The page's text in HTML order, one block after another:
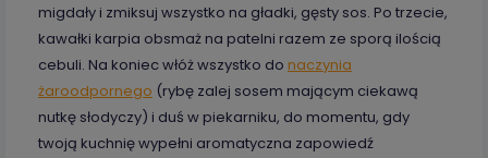
migdały i zmiksuj wszystko na gładki, gęsty sos. Po trzecie,
kawałki karpia obsmaż na patelni razem ze sporą ilością
cebuli. Na koniec włóż wszystko do naczynia
żaroodpornego (rybę zalej sosem mającym ciekawą
nutkę słodyczy) i duś w piekarniku, do momentu, gdy
twoją kuchnię wypełni aromatyczna zapowiedź